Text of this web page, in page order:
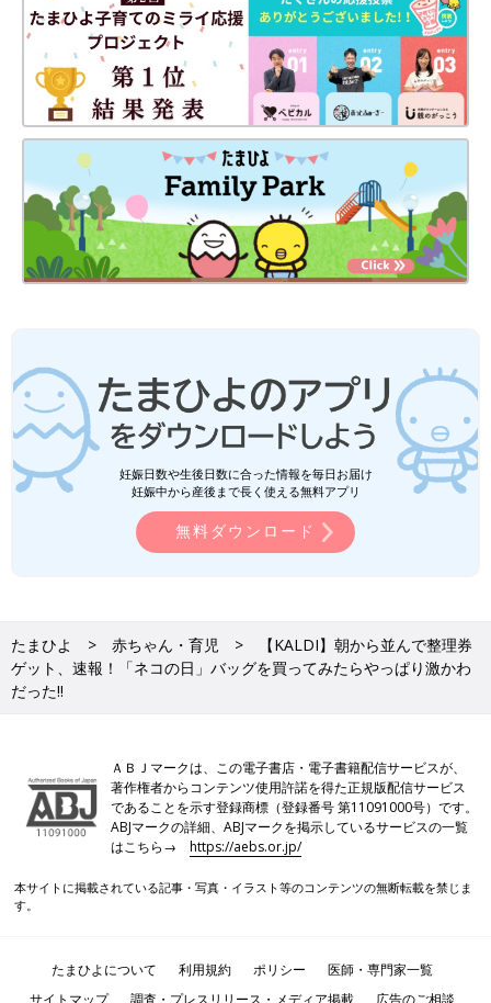
サイズ（約）：縦32×横27×マチ13cm 持ち手48cmの帆布製バッ
グはかなりしっかりしたつくり。持ち手も肩からかけられる長さ
でとっても便利！高級感のある白と黒のネコ刺繍がおしゃれで
す。
妊娠日数や生後日数に合った情報を毎日お届け
妊娠中から産後まで長く使える無料アプリ
無料ダウンロード
たまひよ 赤ちゃん・育児
【KALDI】朝から並んで整理券
ゲット、速報！「ネコの日」バッグを買ってみたらやっぱり激かわ
だった!!
ＡＢＪマークは、この電子書店・電子書籍配信サービスが、
著作権者からコンテンツ使用許諾を得た正規版配信サービス
であることを示す登録商標（登録番号 第11091000号）です。
ABJマークの詳細、ABJマークを掲示しているサービスの一覧
はこちら→https://aebs.or.jp/
本サイトに掲載されている記事・写真・イラスト等のコンテンツの無断転載を禁じま
す。
たまひよについて 利用規約 ポリシー
医師・専門家一覧